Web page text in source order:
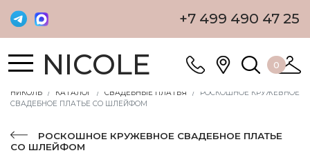
+7 499 490 47 25
NICOLE 0
НИКОЛЬ КАТАЛОГ СВАДЕБНЫЕ ПЛАТЬЯ
РОСКОШНОЕ КРУЖЕВНОЕ
СВАДЕБНОЕ ПЛАТЬЕ СО ШЛЕЙФОМ
РОСКОШНОЕ КРУЖЕВНОЕ СВАДЕБНОЕ ПЛАТЬЕ
СО ШЛЕЙФОМ